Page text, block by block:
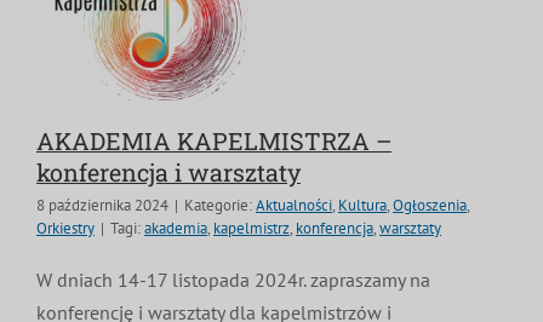
AKADEMIA KAPELMISTRZA –
konferencja i warsztaty
8 października 2024 | Kategorie:Aktualności, Kultura,Ogłoszenia,
Orkiestry | Tagi:akademia, kapelmistrz, konferencja,warsztaty
W dniach 14-17 listopada 2024r. zapraszamy na
konferencję i warsztaty dla kapelmistrzów i